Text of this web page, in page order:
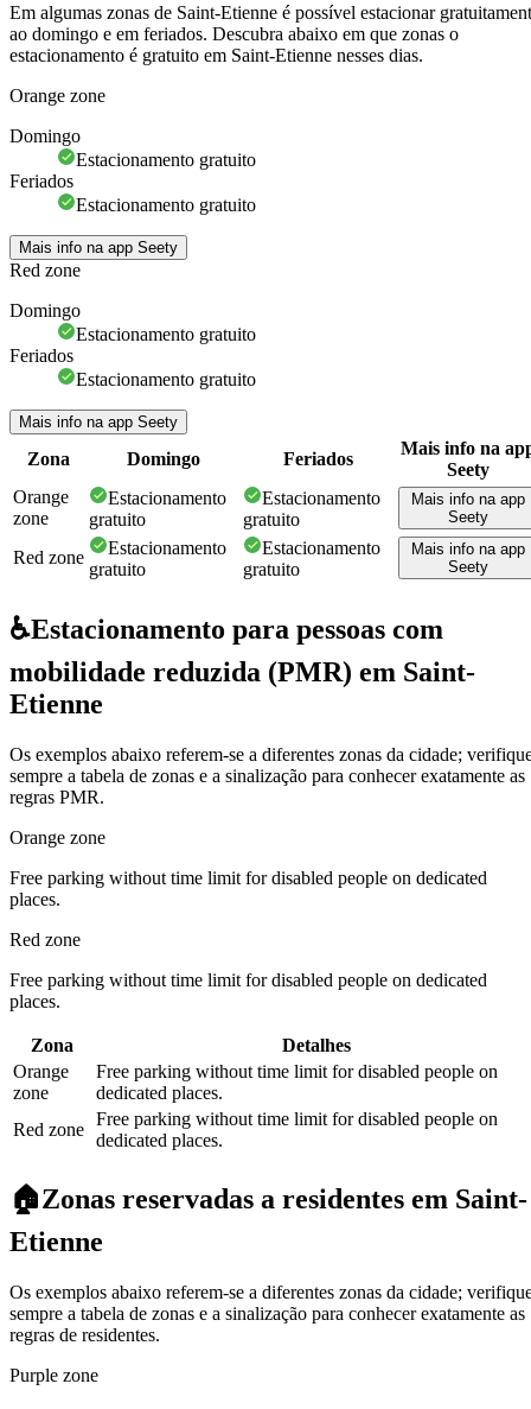
Em algumas zonas de Saint-Etienne é possível estacionar
ao domingo e em feriados. Descubra abaixo em que zonas o
estacionamento é gratuito em Saint-Etienne nesses dias.
Orange zone
Domingo
Estacionamento gratuito
Feriados
Estacionamento gratuito
Mais info na app Seety
Red zone
Domingo
Estacionamento gratuito
Feriados
Estacionamento gratuito
Mais info na app Seety
Zona Domingo Feriados
Mais info na
Seety
Orange
zone
Estacionamento
gratuito
Estacionamento
gratuito
Mais info na app
Seety
Red zone
Estacionamento
gratuito
Estacionamento
gratuito
Mais info na app
Seety
♿Estacionamento para pessoas com
mobilidade reduzida (PMR) em Saint-
Etienne
Os exemplos abaixo referem-se a diferentes zonas da cidade;
sempre a tabela de zonas e a sinalização para conhecer exatamente as
regras PMR.
Orange zone
Free parking without time limit for disabled people on dedicated
places.
Red zone
Free parking without time limit for disabled people on dedicated
places.
Zona
Detalhes
Orange
zone
Free parking without time limit for disabled people on
dedicated places.
Red zone
Free parking without time limit for disabled people on
dedicated places.
🏠Zonas reservadas a residentes em Saint-
Etienne
Os exemplos abaixo referem-se a diferentes zonas da cidade;
sempre a tabela de zonas e a sinalização para conhecer exatamente as
regras de residentes.
Purple zone